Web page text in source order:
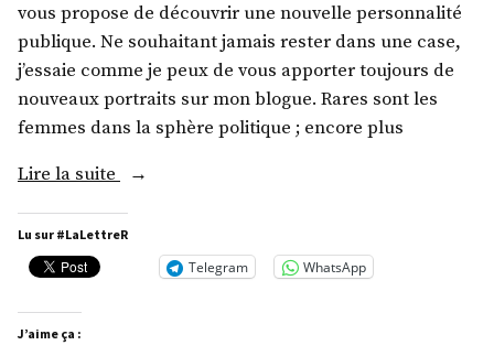
vous propose de découvrir une nouvelle personnalité
publique. Ne souhaitant jamais rester dans une case,
j’essaie comme je peux de vous apporter toujours de
nouveaux portraits sur mon blogue. Rares sont les
femmes dans la sphère politique ; encore plus
Lire la suite
« Mme
Fanfant »
Lu sur #LaLettreR
Telegram WhatsApp
J’aime ça :